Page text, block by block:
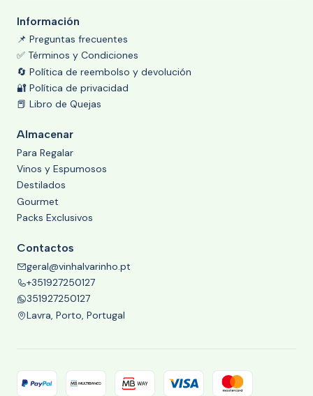
Información
📌 Preguntas frecuentes
✅ Términos y Condiciones
🔄 Política de reembolso y devolución
🔐 Política de privacidad
📕 Libro de Quejas
Almacenar
Para Regalar
Vinos y Espumosos
Destilados
Gourmet
Packs Exclusivos
Contactos
geral@vinhalvarinho.pt
+351927250127
351927250127
Lavra, Porto, Portugal